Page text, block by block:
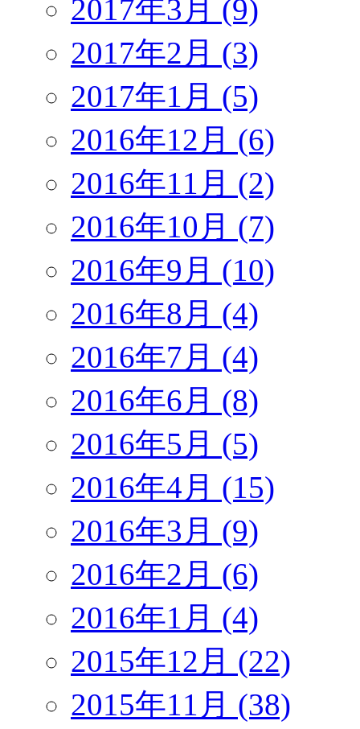
2017年3月 (9)
2017年2月 (3)
2017年1月 (5)
2016年12月 (6)
2016年11月 (2)
2016年10月 (7)
2016年9月 (10)
2016年8月 (4)
2016年7月 (4)
2016年6月 (8)
2016年5月 (5)
2016年4月 (15)
2016年3月 (9)
2016年2月 (6)
2016年1月 (4)
2015年12月 (22)
2015年11月 (38)